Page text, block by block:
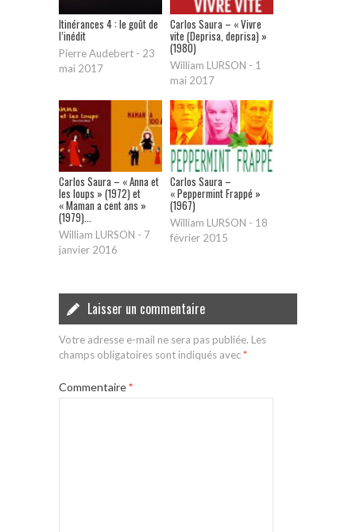
Itinérances 4 : le goût de
l’inédit
Pierre Audebert - 23
mai 2017
Carlos Saura – « Vivre
vite (Deprisa, deprisa) »
(1980)
William LURSON - 1
mai 2017
Carlos Saura – « Anna et
les loups » (1972) et
« Maman a cent ans »
(1979)...
William LURSON - 7
janvier 2016
Carlos Saura –
« Peppermint Frappé »
(1967)
William LURSON - 18
février 2015
Laisser un commentaire
Votre adresse e-mail ne sera pas publiée. Les
champs obligatoires sont indiqués avec*
Commentaire*